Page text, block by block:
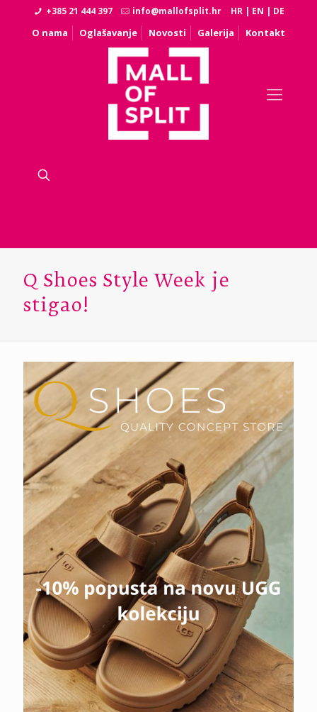
+385 21 444 397 info@mallofsplit.hr HR | EN | DE
O nama Oglašavanje Novosti Galerija Kontakt
Q Shoes Style Week je
stigao!